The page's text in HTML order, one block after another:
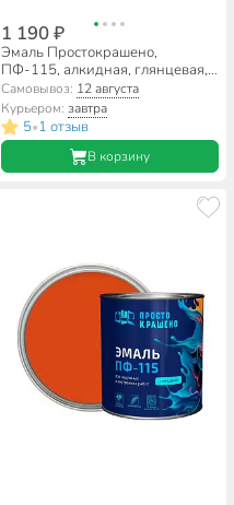
1 190 ₽
Эмаль Простокрашено,
ПФ-115, алкидная, глянцевая,
ярко-зеленая, 2.7 кг
Самовывоз: 12 августа
Курьером: завтра
5•1 отзыв
В корзину